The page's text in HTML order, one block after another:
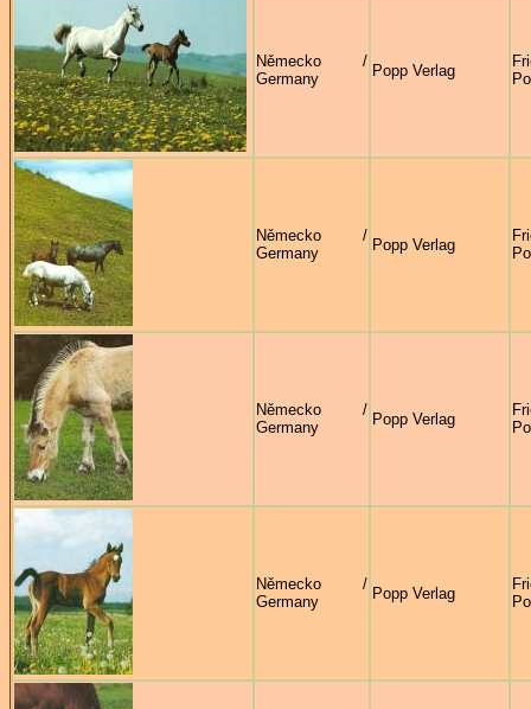
Německo /
Germany
Popp Verlag
Německo /
Germany
Popp Verlag
Německo /
Germany
Popp Verlag
Německo /
Germany
Popp Verlag